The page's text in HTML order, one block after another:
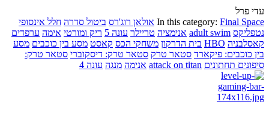
עדי פרל
In this category: Final Space אולאן רוג'רס ביטול סדרה חלל אינסופי
נטפליקס adult swim אנימציה טריילר עונה 5 ריק ומורטי אימה ערפדים
קאסלבניה HBO בית הדרקון משחקי הכס קאסט מסע בין כוכבים מסע
בין כוכבים: פיקארד סטאר טרק סטאר טרק: דיסקוברי סטאר טרק:
סיפונים תחתונים attack on titan אנימה מנגה עונה 4